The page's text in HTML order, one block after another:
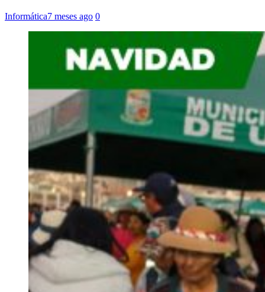
Informática7 meses ago 0